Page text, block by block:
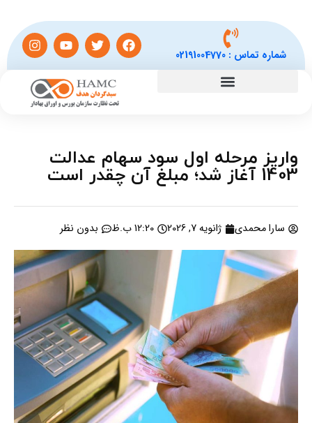
شماره تماس :02191004770
واریز مرحله اول سود سهام عدالت
1403 آغاز شد؛ مبلغ آن چقدر است
سارا محمدی ژانویه 7, 2026 12:20 ب.ظ بدون نظر